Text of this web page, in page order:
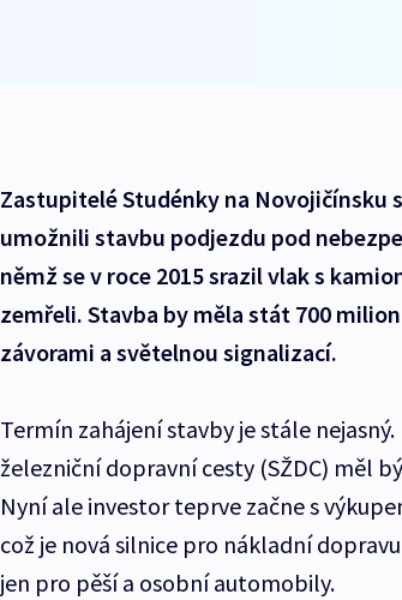
Zastupitelé Studénky na Novojičínsku
umožnili stavbu podjezdu pod
němž se v roce 2015 srazil vlak s
zemřeli. Stavba by měla stát 700
závorami a světelnou signalizací.
Termín zahájení stavby je stále
železniční dopravní cesty (SŽDC) měl
Nyní ale investor teprve začne s
což je nová silnice pro nákladní
jen pro pěší a osobní automobily.